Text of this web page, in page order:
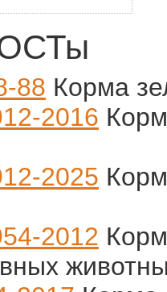
88 Корма
2016
2025
2012